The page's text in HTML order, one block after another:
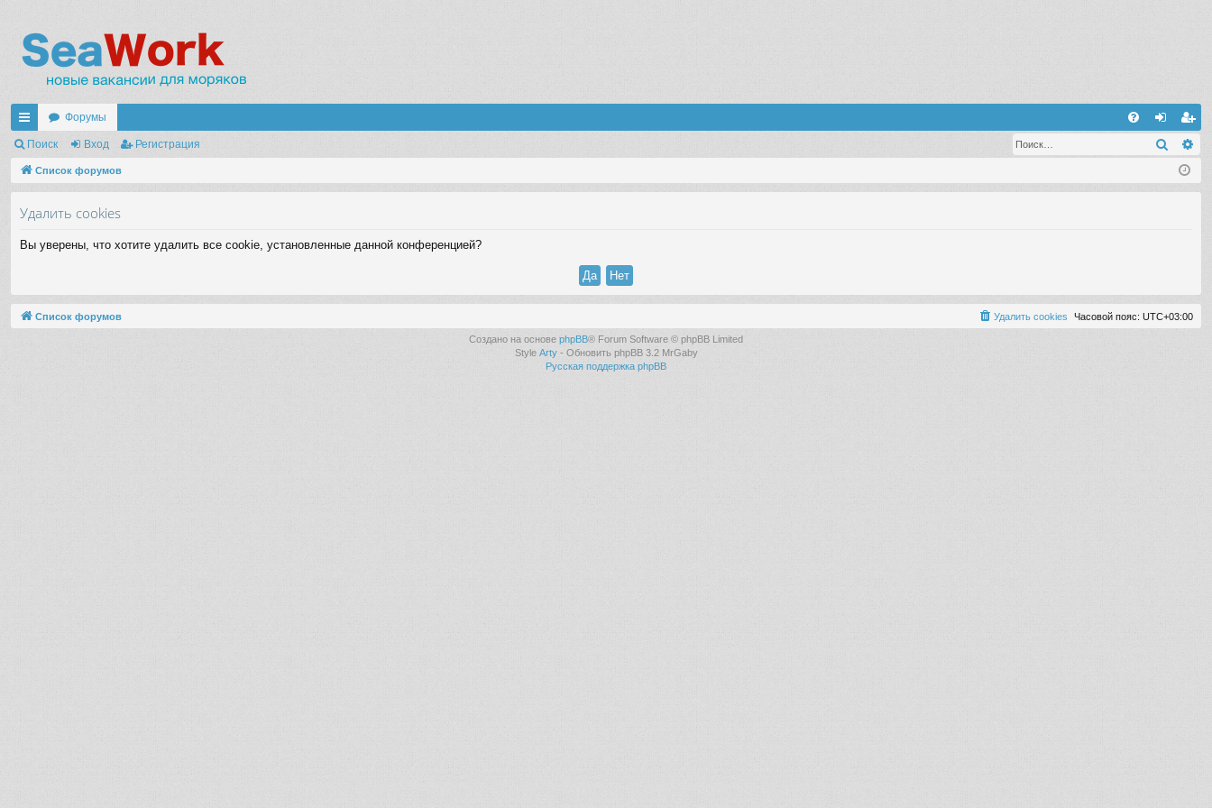
с
ы
Форумы
хо ег
ис
Поиск Вход Регистрация Поиск
Список форумов
Удалить cookies
Вы уверены, что хотите удалить все cookie, установленные данной конференцией?
Список форумов Часовой пояс: UTC+03:00
Удалить cookies
Создано на основе phpBB® Forum Software © phpBB Limited
Style Arty- Обновить phpBB 3.2 MrGaby
Русская поддержка phpBB